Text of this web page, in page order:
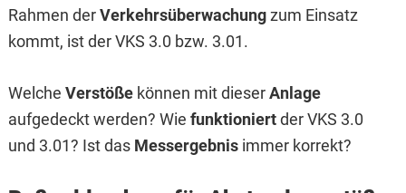
Rahmen derVerkehrsüberwachungzum Einsatz
kommt, ist der VKS 3.0 bzw. 3.01.
Welche Verstößekönnen mit dieserAnlage
aufgedeckt werden? Wie funktioniertder VKS 3.0
und 3.01? Ist das Messergebnisimmer korrekt?